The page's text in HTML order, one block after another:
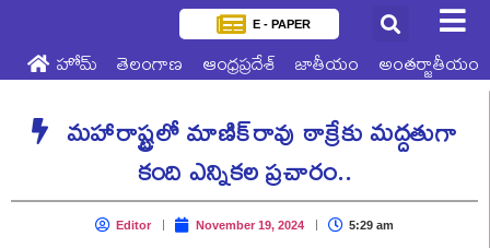
E - PAPER
హోమ్ తెలంగాణ ఆంధ్రప్రదేశ్ జాతీయం అంతర్జాతీయం
మహారాష్ట్రలో మాణిక్‌రావు ఠాక్రేకు మద్దతుగా
కంది ఎన్నికల ప్రచారం..
Editor November 19, 2024 5:29 am